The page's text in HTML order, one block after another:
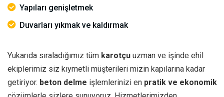
Yapıları genişletmek
Duvarları yıkmak ve kaldırmak
Yukarıda sıraladığımız tüm karotçu uzman ve işinde ehil
ekiplerimiz siz kıymetli müşterileri mizin kapılarına kadar
getiriyor. beton delme işlemlerinizi en pratik ve ekonomik